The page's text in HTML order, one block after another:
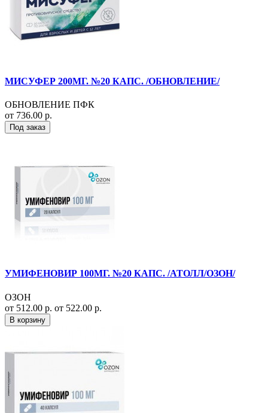
МИСУФЕР 200МГ. №20 КАПС. /ОБНОВЛЕНИЕ/
ОБНОВЛЕНИЕ ПФК
от 736.00 р.
Под заказ
УМИФЕНОВИР 100МГ. №20 КАПС. /АТОЛЛ/ОЗОН/
ОЗОН
от 512.00 р. от 522.00 р.
В корзину